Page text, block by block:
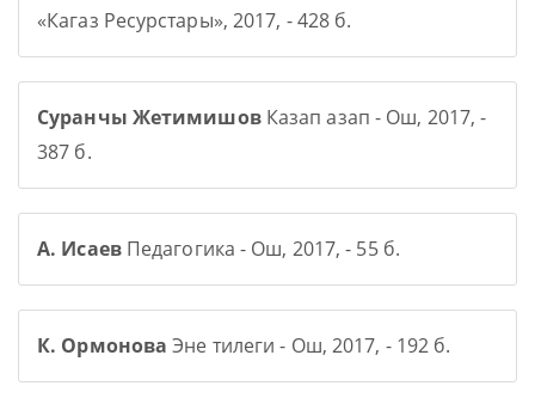
«Кагаз Ресурстары», 2017, - 428 б.
Суранчы ЖетимишовКазап азап - Ош, 2017, -
387 б.
А. ИсаевПедагогика - Ош, 2017, - 55 б.
К. Ормонова Эне тилеги - Ош, 2017, - 192 б.